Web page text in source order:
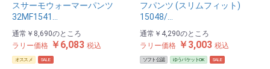
スサーモウォーマーパンツ
32MF1541…
通常 ￥8,690のところ
ラリー価格 ￥6,083 税込
オススメ SALE
フパンツ (スリムフィット)
15048/…
通常 ￥4,290のところ
ラリー価格 ￥3,003 税込
ソフト公認 ゆうパケットOK SALE